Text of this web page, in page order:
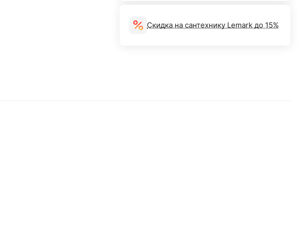
Скидка на сантехнику Lemark до 15%